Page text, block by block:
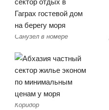
Санузел в номере
Коридор